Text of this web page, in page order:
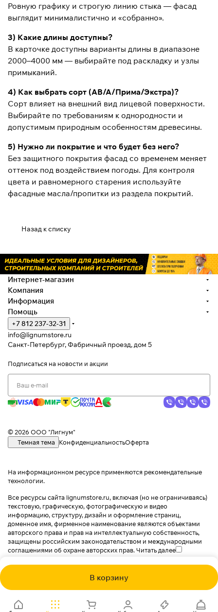
Ровную графику и строгую линию стыка — фасад
выглядит минималистично и «собранно».
3) Какие длины доступны?
В карточке доступны варианты длины в диапазоне
2000–4000 мм — выбирайте под раскладку и узлы
примыканий.
4) Как выбрать сорт (АВ/А/Прима/Экстра)?
Сорт влияет на внешний вид лицевой поверхности.
Выбирайте по требованиям к однородности и
допустимым природным особенностям древесины.
5) Нужно ли покрытие и что будет без него?
Без защитного покрытия фасад со временем меняет
оттенок под воздействием погоды. Для контроля
цвета и равномерного старения используйте
фасадные масла/пропитки из раздела покрытий.
Назад к списку
В корзину
Интернет-магазин
Компания
Информация
Помощь
+7 812 237-32-31
info@lignumstore.ru
Санкт-Петербург, Фабричный проезд, дом 5
Подписаться на новости и акции
© 2026 ООО "Лигнум"
Темная тема
КонфиденциальностьОферта
На информационном ресурсе применяются рекомендательные
технологии.
Все ресурсы сайта lignumstore.ru, включая (но не ограничиваясь)
текстовую, графическую, фотографическую и видео
информацию, структуру, дизайн и оформление страниц,
доменное имя, фирменное наименование являются объектами
авторского права и прав на интеллектуальную собственность,
защищены российским законодательством и международными
соглашениями об охране авторских прав.Читать далее